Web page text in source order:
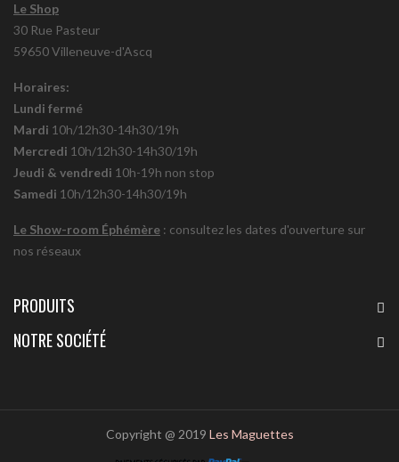
Le Shop
30 Rue Pasteur
59650 Villeneuve-d'Ascq
Horaires:
Lundi fermé
Mardi 10h/12h30-14h30/19h
Mercredi 10h/12h30-14h30/19h
Jeudi & vendredi 10h-19h non stop
Samedi 10h/12h30-14h30/19h
Le Show-room Éphémère : consultez les dates d'ouverture sur
nos réseaux
PRODUITS
NOTRE SOCIÉTÉ
Copyright @ 2019 Les Maguettes